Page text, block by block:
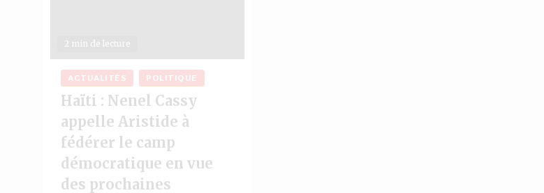
2 min de lecture
ACTUALITÉS POLITIQUE
Haïti : Nenel Cassy
appelle Aristide à
fédérer le camp
démocratique en vue
des prochaines